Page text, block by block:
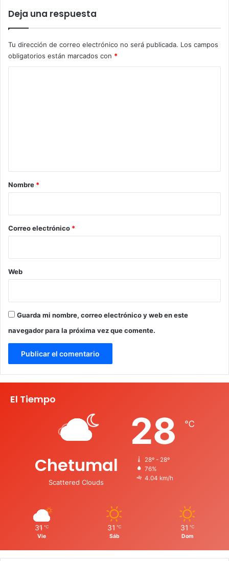
Deja una respuesta
Tu dirección de correo electrónico no será publicada. Los campos
obligatorios están marcados con *
r
*
Nombre *
Correo electrónico *
Web
Guarda mi nombre, correo electrónico y web en este
navegador para la próxima vez que comente.
El Tiempo
Chetumal
Scattered Clouds
28 ℃
28º - 28º
76%
4.04 km/h
31 ℃
Vie
31 ℃
Sáb
31 ℃
Dom